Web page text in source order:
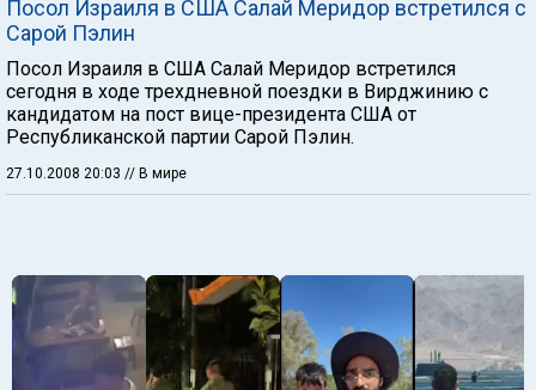
Посол Израиля в США Салай Меридор встретился с
Сарой Пэлин
Посол Израиля в США Салай Меридор встретился
сегодня в ходе трехдневной поездки в Вирджинию с
кандидатом на пост вице-президента США от
Республиканской партии Сарой Пэлин.
27.10.2008 20:03 // В мире